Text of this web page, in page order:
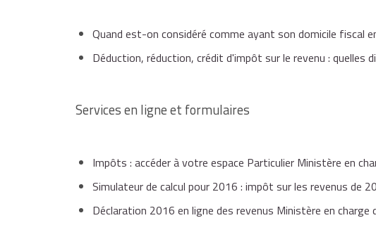
Attention
si vous ne supportez que des frais d'hébergement, et pas de
Dépliants d'information
Quand est-on considéré comme ayant son domicile fiscal
Déduction, réduction, crédit d'impôt sur le revenu : quelles
Services en ligne et formulaires
Impôts : accéder à votre espace Particulier Ministère en
Simulateur de calcul pour 2016 : impôt sur les revenus de
Déclaration 2016 en ligne des revenus Ministère en charge